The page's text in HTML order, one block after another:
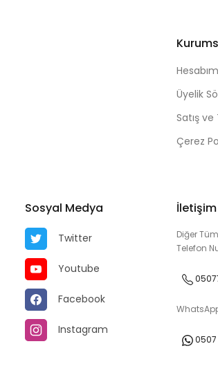
Hesabım
Üyelik
Satış
Çerez
Sosyal Medya
Twitter
Youtube
Facebook
Instagram
İletişim
Diğer
Telefon
0507